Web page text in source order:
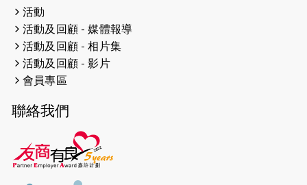
2026-04-16
猛龍長跑隊恆常練習 - 4月16日
（19:00開始）
2026-04-12
2026-04-11
2026-04-10 太古家＋賞系列：漫步魔術與音樂
2026-04-09
活動
活動及回顧 - 媒體報導
活動及回顧 - 相片集
活動及回顧 - 影片
會員專區
聯絡我們